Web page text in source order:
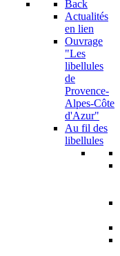
Back
Actualités
en lien
Ouvrage
"Les
libellules
de
Provence-
Alpes-Côte
d'Azur"
Au fil des
libellules